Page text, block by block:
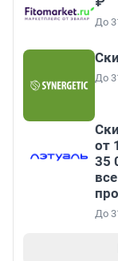
До
До
от
35
До